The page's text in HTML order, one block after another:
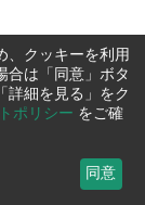
、クッキーを利用
合は「同意」ボタ
詳細を見る」をク
ポリシー をご確
同意